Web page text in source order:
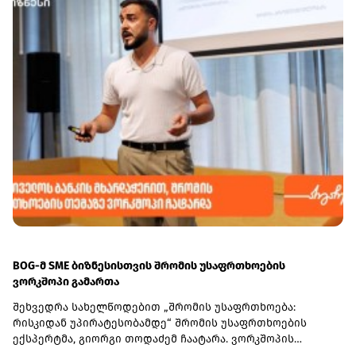
BOG-მ SME ბიზნესისთვის შრომის უსაფრთხოების
ვორკშოპი გამართა
შეხვედრა სახელწოდებით „შრომის უსაფრთხოება:
რისკიდან უპირატესობამდე“ შრომის უსაფრთხოების
ექსპერტმა, გიორგი თოდაძემ ჩაატარა. ვორკშოპის